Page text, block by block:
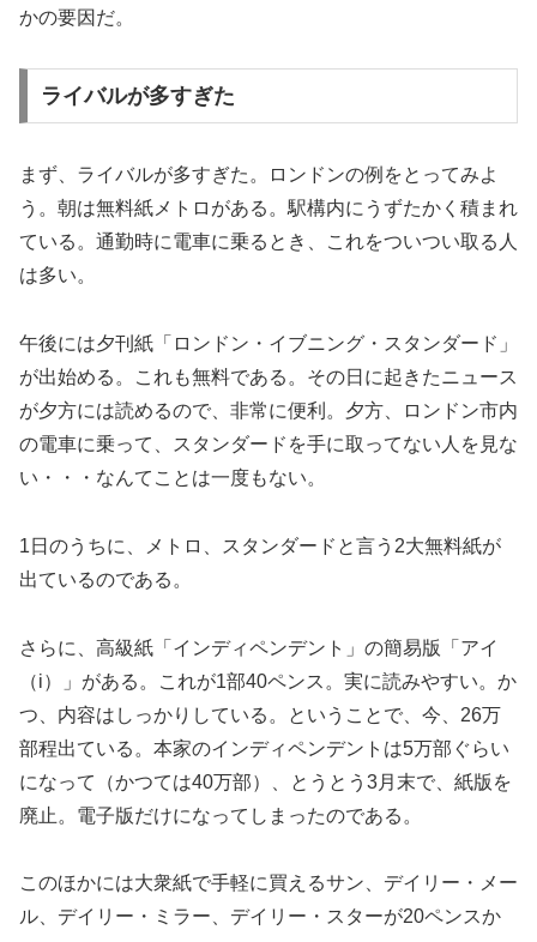
かの要因だ。
ライバルが多すぎた
まず、ライバルが多すぎた。ロンドンの例をとってみよ
う。朝は無料紙メトロがある。駅構内にうずたかく積まれ
ている。通勤時に電車に乗るとき、これをついつい取る人
は多い。
午後には夕刊紙「ロンドン・イブニング・スタンダード」
が出始める。これも無料である。その日に起きたニュース
が夕方には読めるので、非常に便利。夕方、ロンドン市内
の電車に乗って、スタンダードを手に取ってない人を見な
い・・・なんてことは一度もない。
1日のうちに、メトロ、スタンダードと言う2大無料紙が
出ているのである。
さらに、高級紙「インディペンデント」の簡易版「アイ
（i）」がある。これが1部40ペンス。実に読みやすい。か
つ、内容はしっかりしている。ということで、今、26万
部程出ている。本家のインディペンデントは5万部ぐらい
になって（かつては40万部）、とうとう3月末で、紙版を
廃止。電子版だけになってしまったのである。
このほかには大衆紙で手軽に買えるサン、デイリー・メー
ル、デイリー・ミラー、デイリー・スターが20ペンスか